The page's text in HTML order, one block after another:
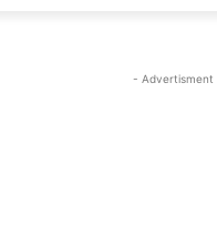
- Advertisment